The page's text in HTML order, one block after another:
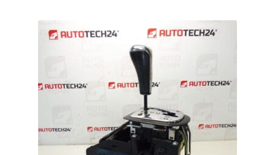
Procedimiento de Reclamación
Queja
últimos